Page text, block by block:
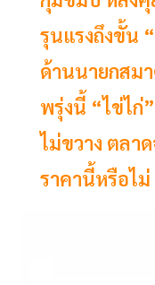
รุนแรงถึงขั้น
ด้านนายกสม
พรุ่งนี้ “ไข่ไก่
ไม่ขวาง ตลา
ราคานี้หรือไม่